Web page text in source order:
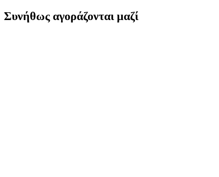
Συνήθως αγοράζονται μαζί